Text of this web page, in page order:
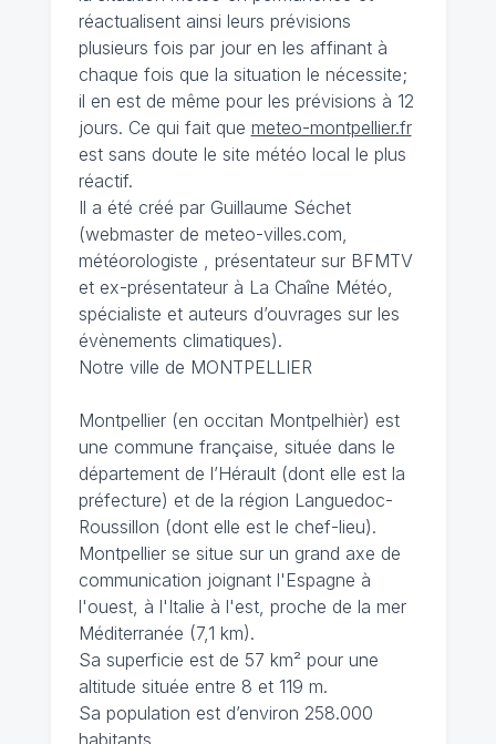
réactualisent ainsi leurs prévisions
plusieurs fois par jour en les affinant à
chaque fois que la situation le nécessite;
il en est de même pour les prévisions à 12
jours. Ce qui fait que meteo-montpellier.fr
est sans doute le site météo local le plus
réactif.
Il a été créé par Guillaume Séchet
(webmaster de meteo-villes.com,
météorologiste , présentateur sur BFMTV
et ex-présentateur à La Chaîne Météo,
spécialiste et auteurs d’ouvrages sur les
évènements climatiques).
Notre ville de MONTPELLIER
Montpellier (en occitan Montpelhièr) est
une commune française, située dans le
département de l’Hérault (dont elle est la
préfecture) et de la région Languedoc-
Roussillon (dont elle est le chef-lieu).
Montpellier se situe sur un grand axe de
communication joignant l'Espagne à
l'ouest, à l'Italie à l'est, proche de la mer
Méditerranée (7,1 km).
Sa superficie est de 57 km² pour une
altitude située entre 8 et 119 m.
Sa population est d’environ 258.000
habitants.